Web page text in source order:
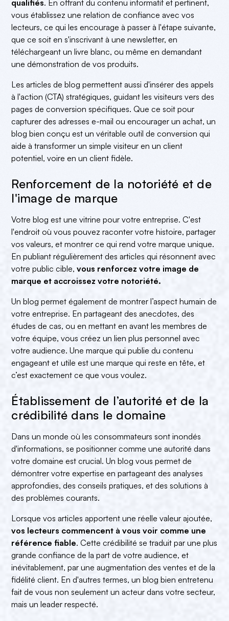
qualifiés. En offrant du contenu informatif et pertinent,
vous établissez une relation de confiance avec vos
lecteurs, ce qui les encourage à passer à l'étape suivante,
que ce soit en s'inscrivant à une newsletter, en
téléchargeant un livre blanc, ou même en demandant
une démonstration de vos produits.
Les articles de blog permettent aussi d'insérer des appels
à l'action (CTA) stratégiques, guidant les visiteurs vers des
pages de conversion spécifiques. Que ce soit pour
capturer des adresses e-mail ou encourager un achat, un
blog bien conçu est un véritable outil de conversion qui
aide à transformer un simple visiteur en un client
potentiel, voire en un client fidèle.
Renforcement de la notoriété et de
l'image de marque
Votre blog est une vitrine pour votre entreprise. C'est
l'endroit où vous pouvez raconter votre histoire, partager
vos valeurs, et montrer ce qui rend votre marque unique.
En publiant régulièrement des articles qui résonnent avec
votre public cible,vous renforcez votre image de
marque et accroissez votre notoriété.
Un blog permet également de montrer l’aspect humain de
votre entreprise. En partageant des anecdotes, des
études de cas, ou en mettant en avant les membres de
votre équipe, vous créez un lien plus personnel avec
votre audience. Une marque qui publie du contenu
engageant et utile est une marque qui reste en tête, et
c’est exactement ce que vous voulez.
Établissement de l’autorité et de la
crédibilité dans le domaine
Dans un monde où les consommateurs sont inondés
d'informations, se positionner comme une autorité dans
votre domaine est crucial. Un blog vous permet de
démontrer votre expertise en partageant des analyses
approfondies, des conseils pratiques, et des solutions à
des problèmes courants.
Lorsque vos articles apportent une réelle valeur ajoutée,
vos lecteurs commencent à vous voir comme une
référence fiable. Cette crédibilité se traduit par une plus
grande confiance de la part de votre audience, et
inévitablement, par une augmentation des ventes et de la
fidélité client. En d'autres termes, un blog bien entretenu
fait de vous non seulement un acteur dans votre secteur,
mais un leader respecté.